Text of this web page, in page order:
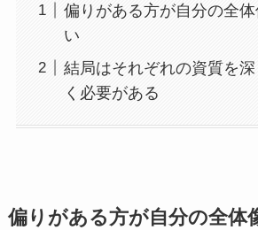
偏りがある方が自分の全
い
結局はそれぞれの資質を
く必要がある
偏りがある方が自分の全体